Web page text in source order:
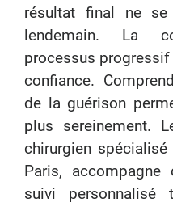
résultat final ne
lendemain. La
processus
confiance.
de la guérison
plus sereinement.
chirurgien
Paris,
suivi